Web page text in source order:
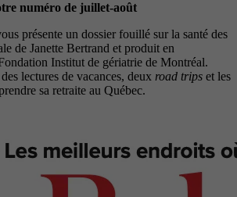
numéro de juillet-août
présente un dossier fouillé sur la santé des
de Janette Bertrand et produit en
Institut de gériatrie de Montréal.
lectures de vacances, deux road trips et les
sa retraite au Québec.